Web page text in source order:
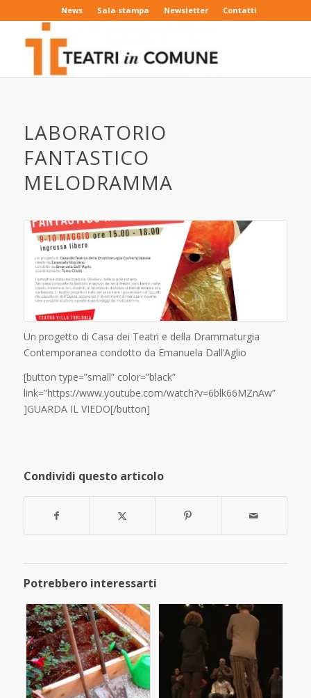
News Sala stampa Newsletter Contatti
LABORATORIO
FANTASTICO
MELODRAMMA
Un progetto di Casa dei Teatri e della Drammaturgia
Contemporanea condotto da Emanuela Dall’Aglio
[button type=”small” color=”black”
link=”https://www.youtube.com/watch?v=6blk66MZnAw”
]GUARDA IL VIEDO[/button]
Condividi questo articolo
Potrebbero interessarti